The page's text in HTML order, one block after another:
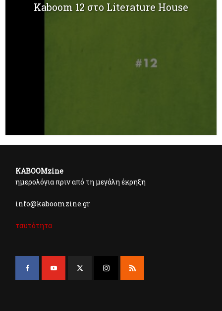
Kaboom 12 στο Literature House
KABOOMzine
ημερολόγια πριν από τη μεγάλη έκρηξη
info@kaboomzine.gr
ταυτότητα